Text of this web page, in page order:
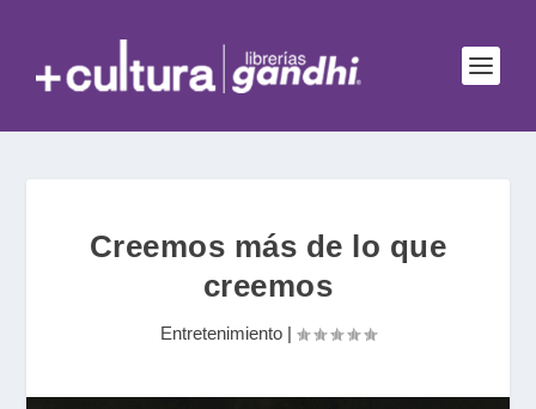
Creemos más de lo que
creemos
Entretenimiento |